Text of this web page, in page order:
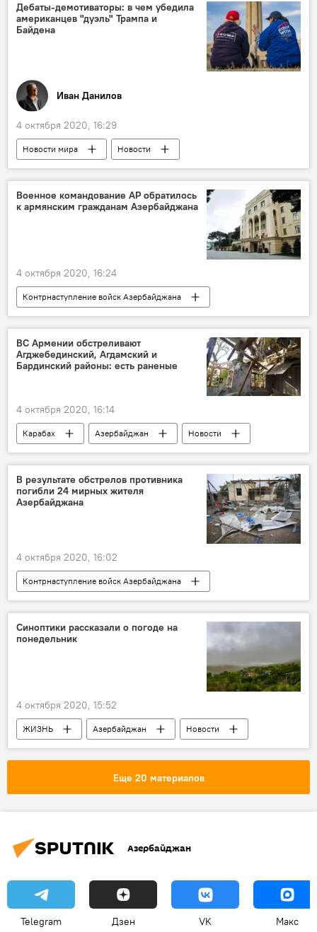
Дебаты-демотиваторы: в чем убедила
американцев "дуэль" Трампа и
Байдена
Иван Данилов
4 октября 2020, 16:29
Новости мира
Новости
Колумнисты
Военное командование АР обратилось
к армянским гражданам Азербайджана
4 октября 2020, 16:24
Контрнаступление войск Азербайджана
Азербайджан
Новости
ВС Армении обстреливают
Агджебединский, Агдамский и
Бардинский районы: есть раненые
4 октября 2020, 16:14
Карабах Азербайджан
Новости
Контрнаступление войск Азербайджана
В результате обстрелов противника
погибли 24 мирных жителя
Азербайджана
4 октября 2020, 16:02
Контрнаступление войск Азербайджана
Азербайджан
Новости Карабах
Синоптики рассказали о погоде на
понедельник
4 октября 2020, 15:52
ЖИЗНЬ Азербайджан
Новости
Дождь
температура воздуха
Еще 20 материалов
Азербайджан
Telegram Дзен VK Макс